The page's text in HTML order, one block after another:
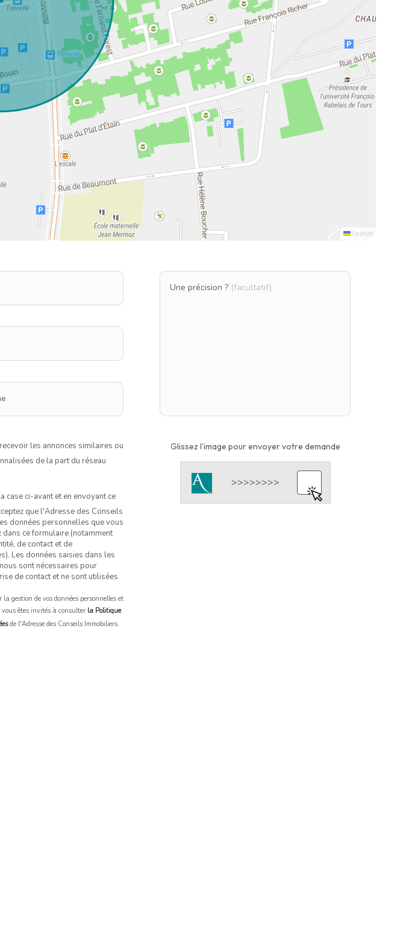
Leaflet
les annonces similaires ou
de la part du réseau
case ci-avant et en envoyant ce
que l'Adresse des Conseils
données personnelles que vous
dans ce formulaire (notamment
de contact et de
Les données saisies dans les
sont nécessaires pour
de contact et ne sont utilisées
gestion de vos données personnelles et
vous êtes invités à consulter la Politique
de l'Adresse des Conseils Immobiliers.
Une précision ? (facultatif)
Glissez l'image pour envoyer votre demande